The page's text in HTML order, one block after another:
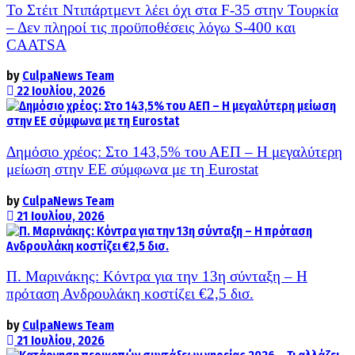
Το Στέιτ Ντιπάρτμεντ λέει όχι στα F-35 στην Τουρκία
– Δεν πληροί τις προϋποθέσεις λόγω S-400 και
CAATSA
by CulpaNews Team
22 Ιουλίου, 2026
Δημόσιο χρέος: Στο 143,5% του ΑΕΠ – Η μεγαλύτερη
μείωση στην ΕΕ σύμφωνα με τη Eurostat
by CulpaNews Team
21 Ιουλίου, 2026
Π. Μαρινάκης: Κόντρα για την 13η σύνταξη – Η
πρόταση Ανδρουλάκη κοστίζει €2,5 δισ.
by CulpaNews Team
21 Ιουλίου, 2026